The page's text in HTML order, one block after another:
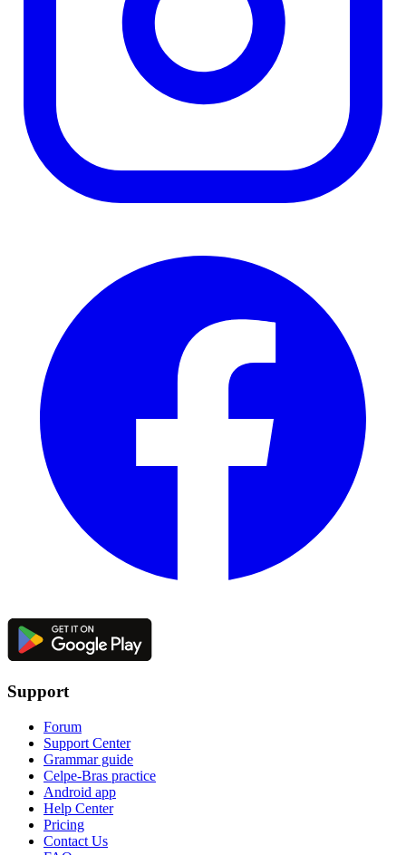
Support
Forum
Support Center
Grammar guide
Celpe-Bras practice
Android app
Help Center
Pricing
Contact Us